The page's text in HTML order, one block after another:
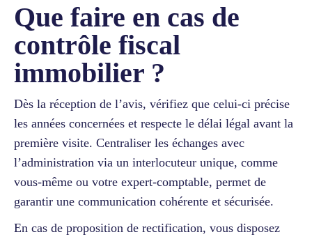
Que faire en cas de
contrôle fiscal
immobilier ?
Dès la réception de l’avis, vérifiez que celui-ci précise
les années concernées et respecte le délai légal avant la
première visite. Centraliser les échanges avec
l’administration via un interlocuteur unique, comme
vous-même ou votre expert-comptable, permet de
garantir une communication cohérente et sécurisée.
En cas de proposition de rectification, vous disposez